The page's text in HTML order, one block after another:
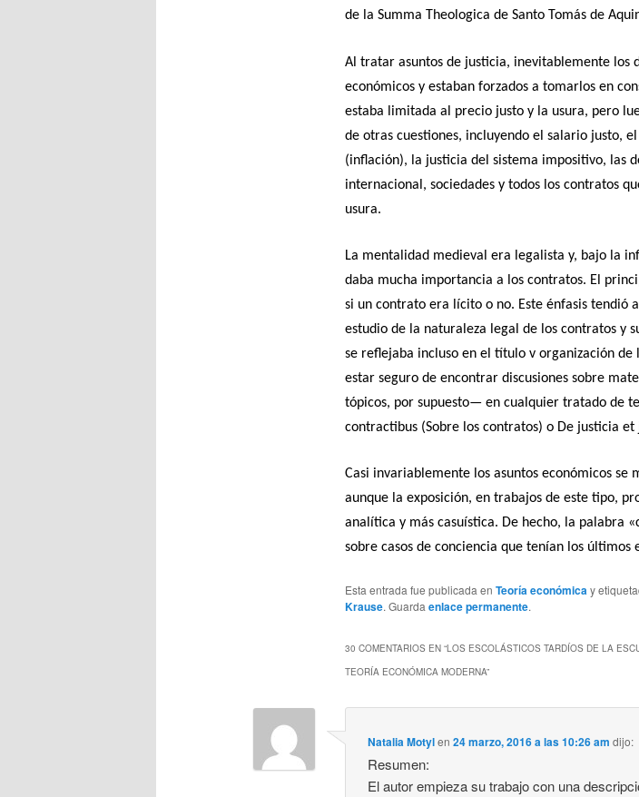
de la Summa Theologica de Santo Tomás de
Al tratar asuntos de justicia, inevitablemente los
económicos y estaban forzados a tomarlos en
estaba limitada al precio justo y la usura, pero
de otras cuestiones, incluyendo el salario justo,
(inflación), la justicia del sistema impositivo, las
internacional, sociedades y todos los contratos
usura.
La mentalidad medieval era legalista y, bajo la
daba mucha importancia a los contratos. El
si un contrato era lícito o no. Este énfasis tendió
estudio de la naturaleza legal de los contratos y
se reflejaba incluso en el título v organización de
estar seguro de encontrar discusiones sobre
tópicos, por supuesto— en cualquier tratado de
contractibus (Sobre los contratos) o De justicia
Casi invariablemente los asuntos económicos se
aunque la exposición, en trabajos de este tipo,
analítica y más casuística. De hecho, la palabra
sobre casos de conciencia que tenían los últimos
Esta entrada fue publicada en Teoría económicay
Krause. Guarda enlace permanente.
30 COMENTARIOS EN “LOS ESCOLÁSTICOS TARDÍOS DE LA
TEORÍA ECONÓMICA MODERNA”
Natalia Motylen24 marzo, 2016 a las 10:26 am dijo:
Resumen:
El autor empieza su trabajo con una